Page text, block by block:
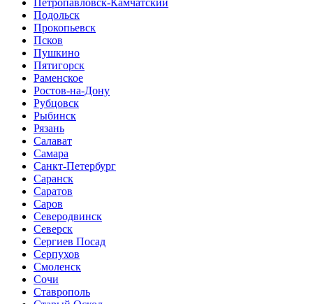
Подольск
Прокопьевск
Псков
Пушкино
Пятигорск
Раменское
Ростов-на-Дону
Рубцовск
Рыбинск
Рязань
Салават
Самара
Санкт-Петербург
Саранск
Саратов
Саров
Северодвинск
Северск
Сергиев Посад
Серпухов
Смоленск
Сочи
Ставрополь